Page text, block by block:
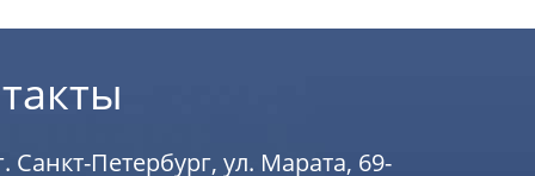
Санкт-Петербург, ул. Марата, 69-